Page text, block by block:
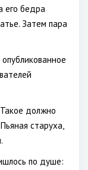
его бедра
Затем пара
должно
старуха,
по душе: